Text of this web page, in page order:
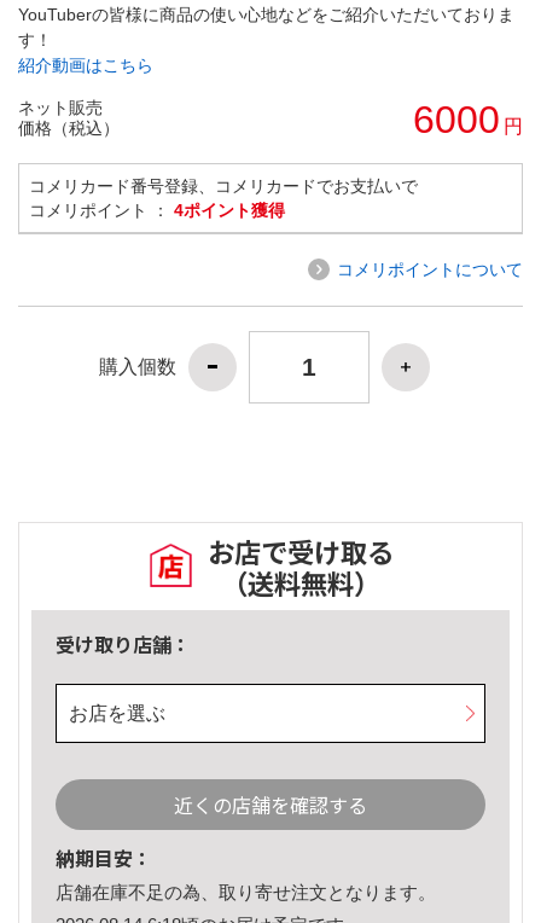
YouTuberの皆様に商品の使い心地などをご紹介いただいておりま
す！
紹介動画はこちら
ネット販売
価格（税込）
6000 円
コメリカード番号登録、コメリカードでお支払いで
コメリポイント ： 4ポイント獲得
コメリポイントについて
購入個数
お店で受け取る
（送料無料）
受け取り店舗：
お店を選ぶ
近くの店舗を確認する
納期目安：
店舗在庫不足の為、取り寄せ注文となります。